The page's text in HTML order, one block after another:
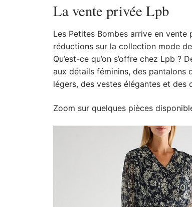
La vente privée Lpb
Les Petites Bombes arrive en
réductions sur la collection mode
Qu’est-ce qu’on s’offre chez Lpb ?
aux détails féminins, des pantalons
légers, des vestes élégantes et des
Zoom sur quelques pièces